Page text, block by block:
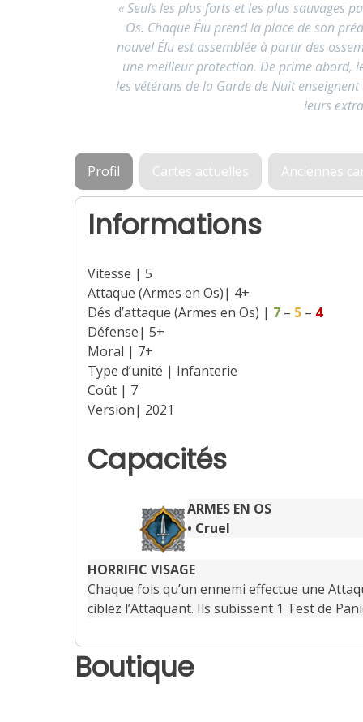
«Seuls les plus forts et les plus sauvages
Os. Chaque Élu prend la place de son
nouvel Élu est assemblée à partir des
une meilleur protection. De prime abord,
les vétérans de la Garde de Nuit
leurs
Profil Cartes actuelles Anciennes
Informations
Vitesse | 5
Attaque (Armes en Os)| 4+
Dés d’attaque (Armes en Os) | 7 – 5 – 4
Défense| 5+
Moral | 7+
Type d’unité | Infanterie
Coût | 7
Version| 2021
Capacités
ARMES EN OS
• Cruel
HORRIFIC VISAGE
Chaque fois qu’un ennemi effectue une
ciblez l’Attaquant. Ils subissent 1 Test de
Boutique